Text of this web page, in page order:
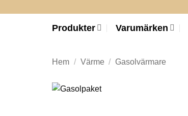
Produkter Varumärken
Hem / Värme / Gasolvärmare